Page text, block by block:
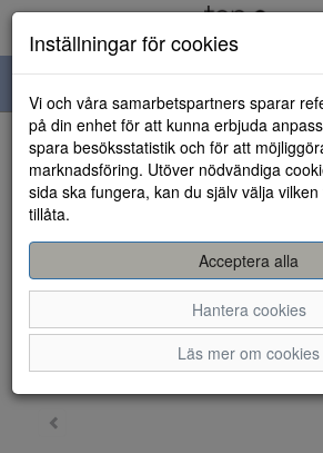
navigation
HEM
Inställningar för cookies
Vi och våra samarbetspartners sparar
på din enhet för att kunna erbjuda
spara besöksstatistik och för att
marknadsföring. Utöver nödvändiga
sida ska fungera, kan du själv välja
tillåta.
Acceptera alla
Hantera cookies
Läs mer om cookies